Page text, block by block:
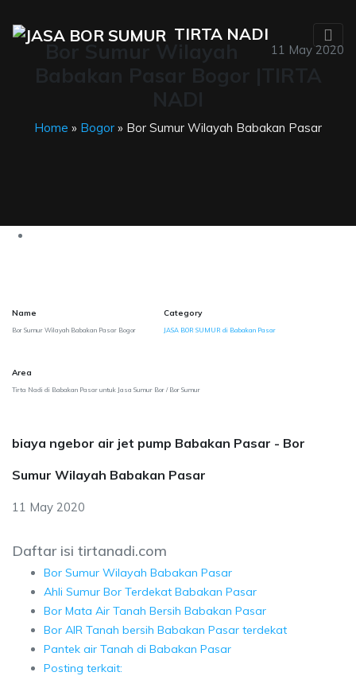
TIRTA NADI
11 May 2020
Home » Bogor » Bor Sumur Wilayah Babakan Pasar
Name
Bor Sumur Wilayah Babakan Pasar Bogor
Category
JASA BOR SUMUR di Babakan Pasar
Area
Tirta Nadi di Babakan Pasar untuk Jasa Sumur Bor / Bor Sumur
biaya ngebor air jet pump Babakan Pasar - Bor
Sumur Wilayah Babakan Pasar
11 May 2020
Daftar isi tirtanadi.com
Bor Sumur Wilayah Babakan Pasar
Ahli Sumur Bor Terdekat Babakan Pasar
Bor Mata Air Tanah Bersih Babakan Pasar
Bor AIR Tanah bersih Babakan Pasar terdekat
Pantek air Tanah di Babakan Pasar
Posting terkait: